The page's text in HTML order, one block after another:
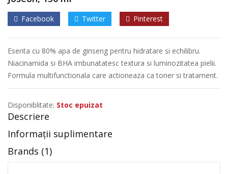
Facebook Twitter Pinterest
Esenta cu 80% apa de ginseng pentru hidratare si echilibru.
Niacinamida si BHA imbunatatesc textura si luminozitatea pielii.
Formula multifunctionala care actioneaza ca toner si tratament.
Disponiblitate: Stoc epuizat
Descriere
Informații suplimentare
Brands (1)